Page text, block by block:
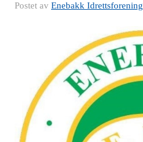
Postet av Enebakk Idrettsforening